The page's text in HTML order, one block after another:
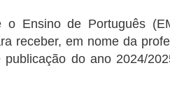
Ensino de Português
receber, em nome da
do ano 2024/